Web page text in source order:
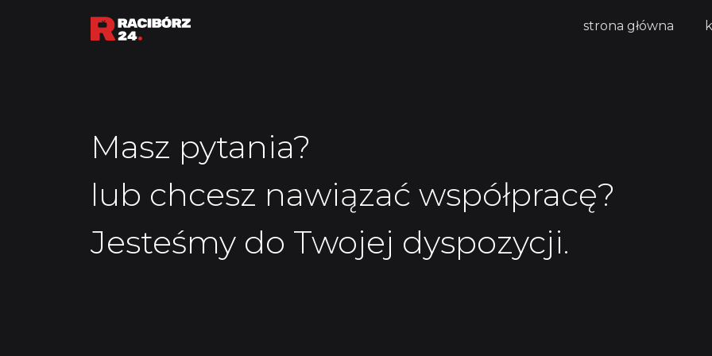
strona główna
Masz pytania?
lub chcesz nawiązać współpracę?
Jesteśmy do Twojej dyspozycji.